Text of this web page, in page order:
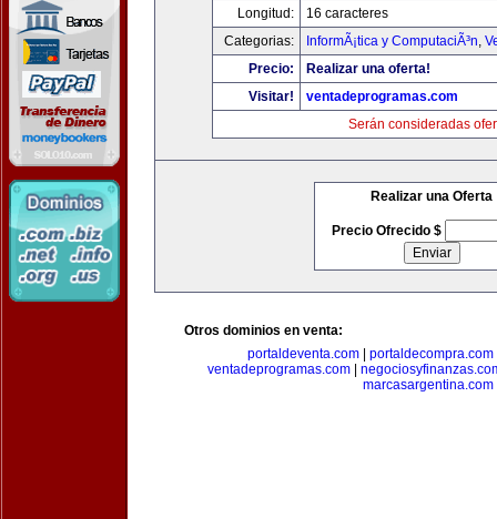
Longitud:
16 caracteres
Categorias:
InformÃ¡tica y ComputaciÃ³n,
Precio:
Realizar una oferta!
Visitar!
ventadeprogramas.com
Serán consideradas
Realizar una Oferta
Precio Ofrecido $
Otros dominios en venta:
portaldeventa.com
portaldecompra.com
ventadeprogramas.com|
marcasargentina.com